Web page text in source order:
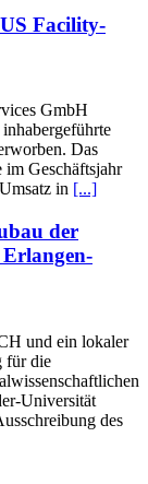
Facility-
GmbH
Das
Geschäftsjahr
in [...]
der
und ein lokaler
für die
Universität
des